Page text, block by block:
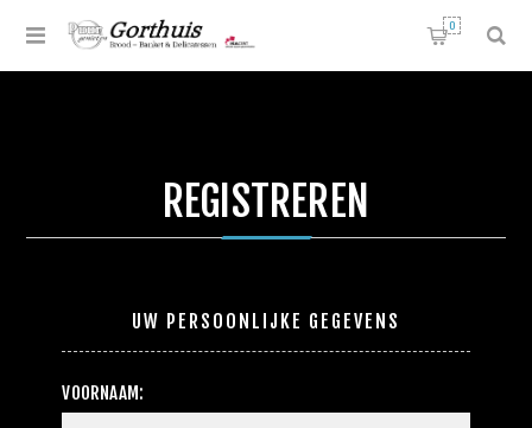
0
REGISTREREN
UW PERSOONLIJKE GEGEVENS
VOORNAAM: